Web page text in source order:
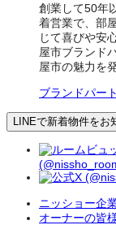
創業して50年
着営業で、部
じて喜びや安
屋市ブランド
屋市の魅力を
ブランドパー
LINEで新着物件をお
ニッショー企
オーナーの皆